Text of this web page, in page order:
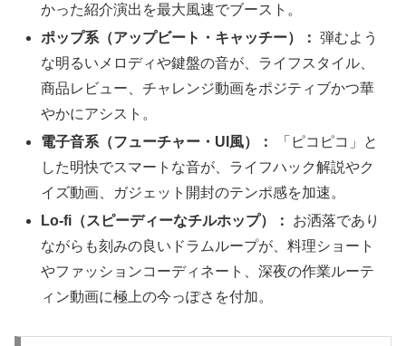
かった紹介演出を最大風速でブースト。
ポップ系（アップビート・キャッチー）： 弾むよう
な明るいメロディや鍵盤の音が、ライフスタイル、
商品レビュー、チャレンジ動画をポジティブかつ華
やかにアシスト。
電子音系（フューチャー・UI風）：
「ピコピコ」と
した明快でスマートな音が、ライフハック解説やク
イズ動画、ガジェット開封のテンポ感を加速。
Lo-fi（スピーディーなチルホップ）：
お洒落であり
ながらも刻みの良いドラムループが、料理ショート
やファッションコーディネート、深夜の作業ルーテ
ィン動画に極上の今っぽさを付加。